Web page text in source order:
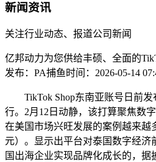
新闻资讯
关注行业动态、报道公司新闻
亿邦动力为您供给丰硕、全面的
发布：PA捕鱼时间：2026-05-14
TikTok Shop东南亚账号日前发
行。2月12日动静，该打算聚焦数
在美国市场兴旺发展的案例越来越
元）。显示出平台对泰国数字经济
国出海企业实现品牌化成长的，